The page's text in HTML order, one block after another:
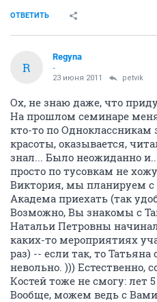
ОТВЕТИТЬ
R
Regyna
-
23 июня 2011 petvik
Ох, не знаю даже, что
На прошлом семинаре
кто-то по Одноклассникам
красоты, оказывается,
знал... Было неожиданно
просто по тусовкам не
Виктория, мы планируем
Академа приехать (так
Возможно, Вы знакомы с
Натальи Петровны
каких-то мероприятиях
раз) -- если так, то
невольно. ))) Естественно,
Костей тоже не смогу:
Вообще, можем ведь с Вами